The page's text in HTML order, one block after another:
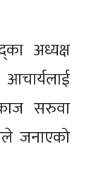
अध्यक्ष
आचार्यलाई
सरुवा
जनाएको